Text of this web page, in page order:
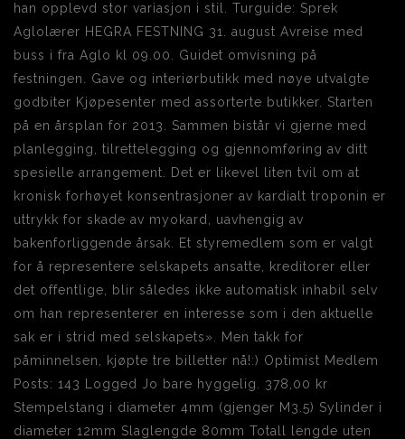
han opplevd stor variasjon i stil. Turguide: Sprek
Aglolærer HEGRA FESTNING 31. august Avreise med
buss i fra Aglo kl 09.00. Guidet omvisning på
festningen. Gave og interiørbutikk med nøye utvalgte
godbiter Kjøpesenter med assorterte butikker. Starten
på en årsplan for 2013. Sammen bistår vi gjerne med
planlegging, tilrettelegging og gjennomføring av ditt
spesielle arrangement. Det er likevel liten tvil om at
kronisk forhøyet konsentrasjoner av kardialt troponin er
uttrykk for skade av myokard, uavhengig av
bakenforliggende årsak. Et styremedlem som er valgt
for å representere selskapets ansatte, kreditorer eller
det offentlige, blir således ikke automatisk inhabil selv
om han representerer en interesse som i den aktuelle
sak er i strid med selskapets». Men takk for
påminnelsen, kjøpte tre billetter nå!:) Optimist Medlem
Posts: 143 Logged Jo bare hyggelig. 378,00 kr
Stempelstang i diameter 4mm (gjenger M3.5) Sylinder i
diameter 12mm Slaglengde 80mm Totall lengde uten